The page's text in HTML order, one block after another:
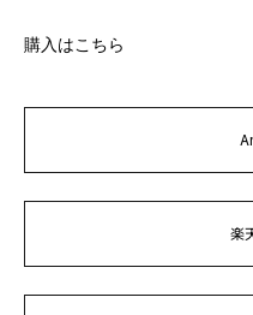
購入はこちら
楽